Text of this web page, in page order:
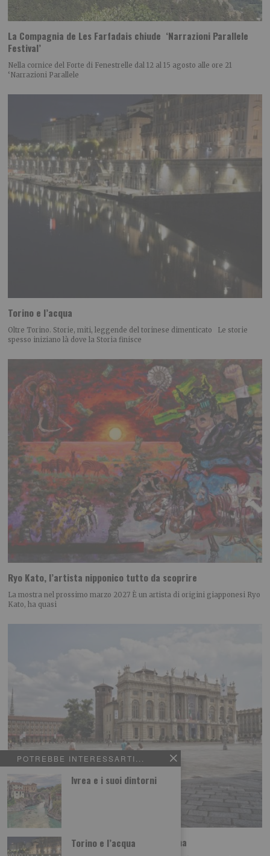
POTREBBE INTERESSARTI...
Ivrea e i suoi dintorni
Torino e l’acqua
La Compagnia de Les Farfadais chiude ‘Narrazioni Parallele
Festival’
Nella cornice del Forte di Fenestrelle dal 12 al 15 agosto alle ore 21
‘Narrazioni Parallele
Torino e l’acqua
Oltre Torino. Storie, miti, leggende del torinese dimenticato Le storie
spesso iniziano là dove la Storia finisce
Ryo Kato, l’artista nipponico tutto da scoprire
La mostra nel prossimo marzo 2027 È un artista di origini giapponesi Ryo
Kato, ha quasi
Ferragosto alla Gam, Mao e Palazzo Madama